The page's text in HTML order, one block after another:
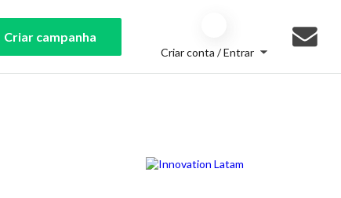
Criar campanha
Criar conta / Entrar